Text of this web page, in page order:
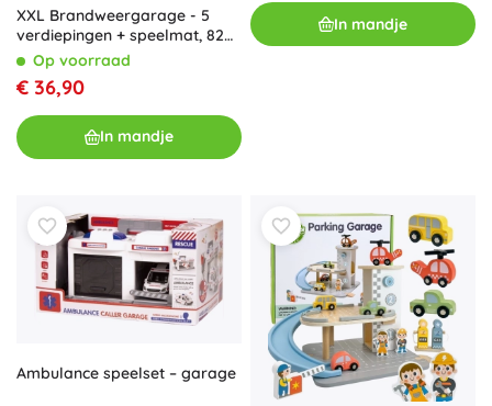
XXL Brandweergarage - 5
verdiepingen + speelmat, 82
onderdelen
Op voorraad
€ 36,90
In mandje
In mandje
Ambulance speelset – garage